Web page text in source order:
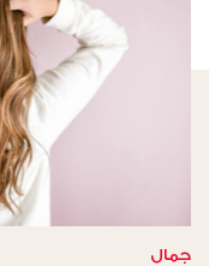
جمال